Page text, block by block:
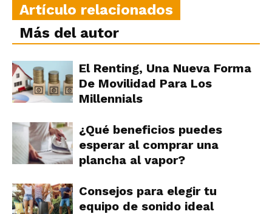
Artículo relacionados
Más del autor
El Renting, Una Nueva Forma
De Movilidad Para Los
Millennials
¿Qué beneficios puedes
esperar al comprar una
plancha al vapor?
Consejos para elegir tu
equipo de sonido ideal